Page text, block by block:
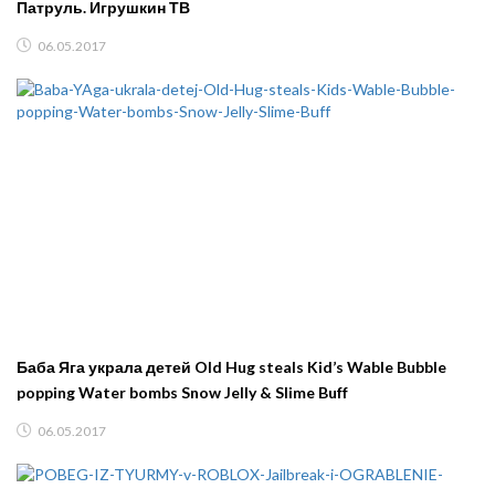
Патруль. Игрушкин ТВ
06.05.2017
Баба Яга украла детей Old Hug steals Kid’s Wable Bubble
popping Water bombs Snow Jelly & Slime Buff
06.05.2017